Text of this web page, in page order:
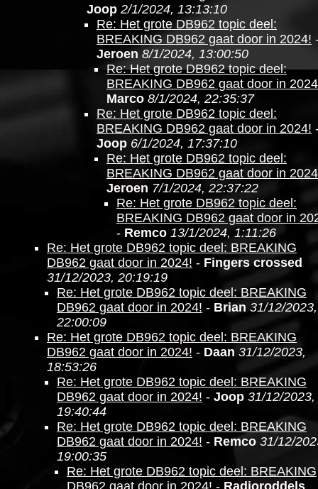
Joop 2/1/2024, 13:13:10
Re: Het grote DB962 topic deel:
BREAKING DB962 gaat door in 2024!
Jeroen 8/1/2024, 13:00:50
Re: Het grote DB962 topic deel:
BREAKING DB962 gaat door in
Marco 8/1/2024, 22:35:37
Re: Het grote DB962 topic deel:
BREAKING DB962 gaat door in 2024!
Joop 6/1/2024, 17:37:10
Re: Het grote DB962 topic deel:
BREAKING DB962 gaat door in
Jeroen 7/1/2024, 22:37:22
Re: Het grote DB962 topic deel:
BREAKING DB962 gaat door in
- Remco 13/1/2024, 1:11:26
Re: Het grote DB962 topic deel: BREAKING
DB962 gaat door in 2024! - Fingers crossed
31/12/2023, 20:19:19
Re: Het grote DB962 topic deel: BREAKING
DB962 gaat door in 2024! - Brian 31/12/2023,
22:00:09
Re: Het grote DB962 topic deel: BREAKING
DB962 gaat door in 2024! - Daan 31/12/2023,
18:53:26
Re: Het grote DB962 topic deel: BREAKING
DB962 gaat door in 2024! - Joop 31/12/2023,
19:40:44
Re: Het grote DB962 topic deel: BREAKING
DB962 gaat door in 2024! - Remco 31/12/
19:00:35
Re: Het grote DB962 topic deel: BREAKING
DB962 gaat door in 2024! - Radioroddels